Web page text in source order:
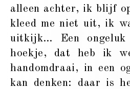
alleen achter, ik blijf
kleed me niet uit, ik
uitkijk… Een
hoekje, dat heb ik
handomdraai, in een
kan denken: daar is